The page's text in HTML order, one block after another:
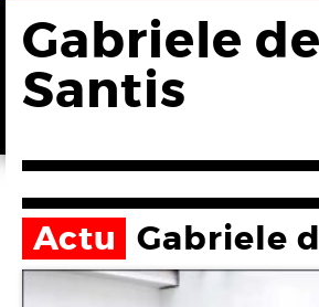
Gabriele de
Santis
Actu Gabriele